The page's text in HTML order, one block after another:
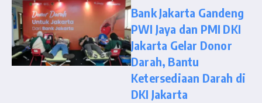
Bank Jakarta Gandeng
PWI Jaya dan PMI DKI
Jakarta Gelar Donor
Darah, Bantu
Ketersediaan Darah di
DKI Jakarta